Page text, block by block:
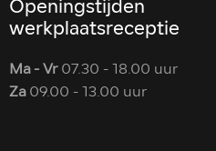
Openingstijden
werkplaatsreceptie
Ma - Vr 07.30 - 18.00 uur
Za 09.00 - 13.00 uur